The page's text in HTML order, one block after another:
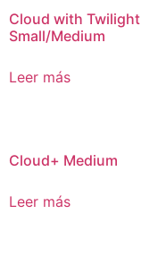
Cloud with Twilight
Small/Medium
Leer más
Cloud+ Medium
Leer más